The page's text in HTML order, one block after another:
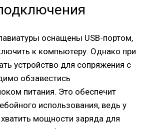
оснащены USB-портом,
к компьютеру. Однако при
устройство для сопряжения с
обзавестись
питания. Это обеспечит
использования, ведь у
мощности заряда для